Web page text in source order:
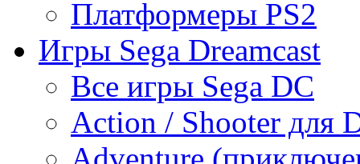
Платформеры PS2
Игры Sega Dreamcast
Все игры Sega DC
Action / Shooter для